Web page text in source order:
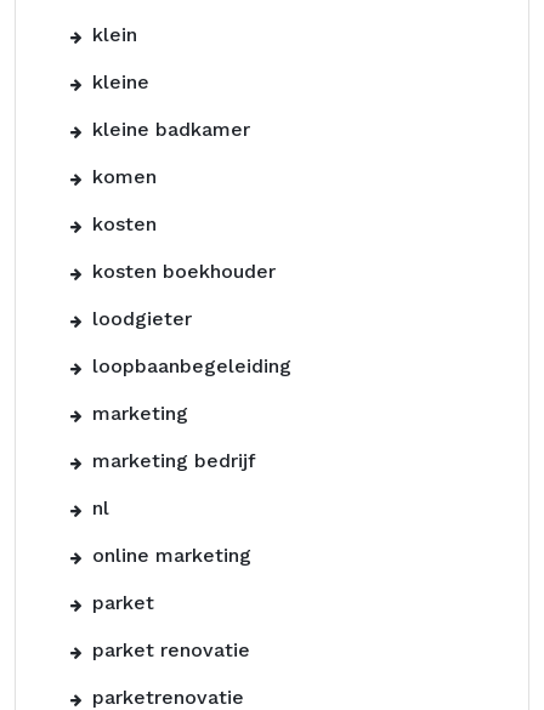
klein
kleine
kleine badkamer
komen
kosten
kosten boekhouder
loodgieter
loopbaanbegeleiding
marketing
marketing bedrijf
nl
online marketing
parket
parket renovatie
parketrenovatie